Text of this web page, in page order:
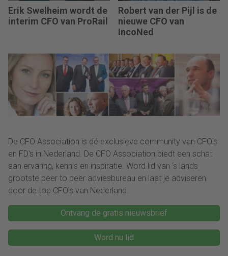
Erik Swelheim wordt de
interim CFO van ProRail
Robert van der Pijl is de
nieuwe CFO van
IncoNed
De CFO Association is dé exclusieve community van CFO's
en FD's in Nederland. De CFO Association biedt een schat
aan ervaring, kennis en inspiratie. Word lid van ‘s lands
grootste peer to peer adviesbureau en laat je adviseren
door de top CFO's van Nederland.
Ontvang de gratis nieuwsbrief
Word nu lid